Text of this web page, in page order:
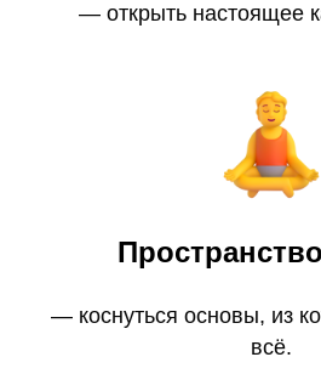
— открыть настоящее
— коснуться основы, из
всё.